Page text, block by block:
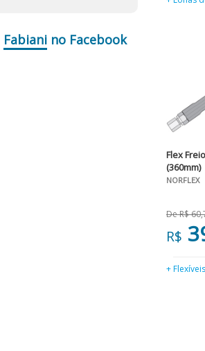
Fabiani no Facebook
Flex
(360mm)
NORFLEX
De R$
R$
+